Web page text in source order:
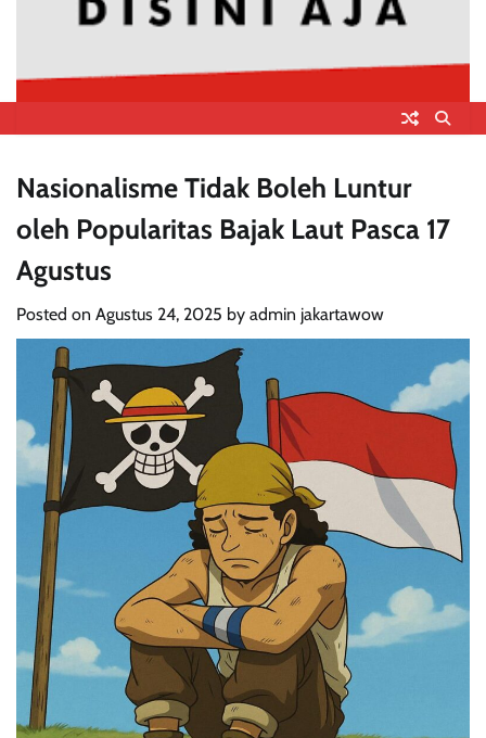
Nasionalisme Tidak Boleh Luntur
oleh Popularitas Bajak Laut Pasca 17
Agustus
Posted on Agustus 24, 2025 by admin jakartawow